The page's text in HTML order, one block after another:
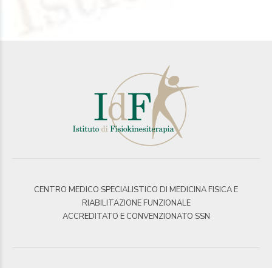
CENTRO MEDICO SPECIALISTICO DI MEDICINA FISICA E
RIABILITAZIONE FUNZIONALE
ACCREDITATO E CONVENZIONATO SSN